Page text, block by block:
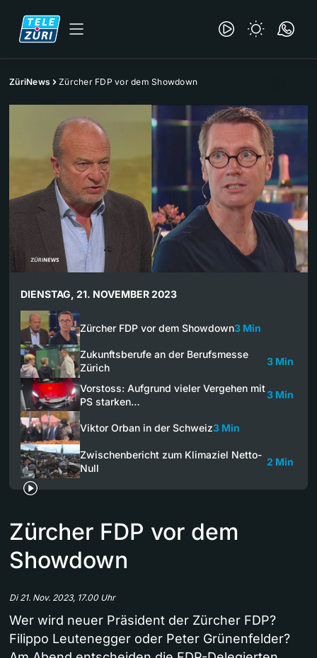
ZüriNews Zürcher FDP vor dem Showdown
DIENSTAG, 21. NOVEMBER 2023
Zürcher FDP vor dem Showdown3 Min
Zukunftsberufe an der Berufsmesse
Zürich
3 Min
Vorstoss: Aufgrund vieler Vergehen mit
PS starken…
3 Min
Viktor Orban in der Schweiz3 Min
Zwischenbericht zum Klimaziel Netto-
Null
2 Min
Zürcher FDP vor dem
Showdown
Di 21. Nov. 2023, 17.00 Uhr
Wer wird neuer Präsident der Zürcher FDP?
Filippo Leutenegger oder Peter Grünenfelder?